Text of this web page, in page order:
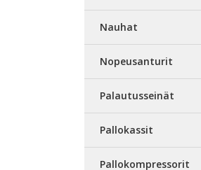
Nauhat
Nopeusanturit
Palautusseinät
Pallokassit
Pallokompressorit